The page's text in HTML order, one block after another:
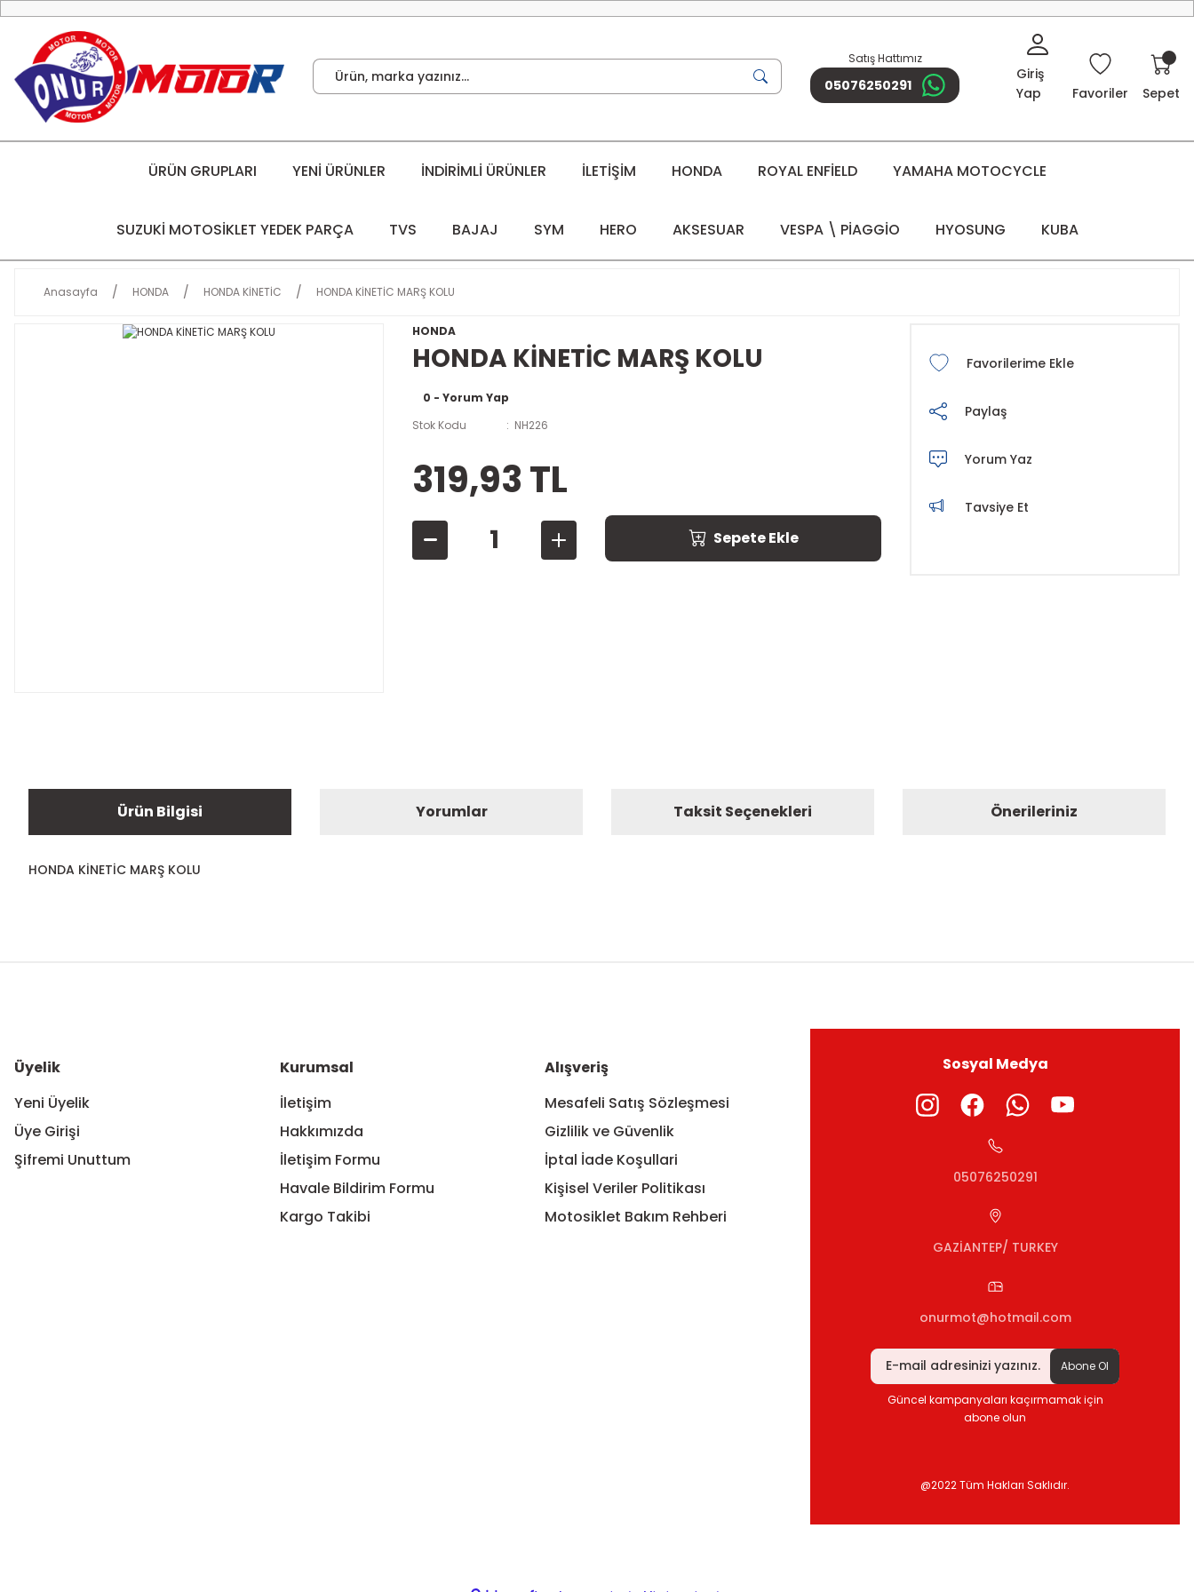
Satış Hattımız
05076250291
Giriş
Yap
Favoriler Sepet
ÜRÜN GRUPLARI YENİ ÜRÜNLER İNDİRİMLİ ÜRÜNLER İLETİŞİM HONDA ROYAL ENFİELD YAMAHA MOTOCYCLE
SUZUKİ MOTOSİKLET YEDEK PARÇA TVS BAJAJ SYM HERO AKSESUAR VESPA \ PİAGGİO HYOSUNG KUBA
Anasayfa HONDA HONDA KİNETİC HONDA KİNETİC MARŞ KOLU
HONDA
HONDA KİNETİC MARŞ KOLU
0 - Yorum Yap
Stok Kodu
NH226
319,93 TL
Sepete Ekle
Paylaş
Yorum Yaz
Tavsiye Et
Ürün Bilgisi Yorumlar Taksit Seçenekleri Önerileriniz
HONDA KİNETİC MARŞ KOLU
Ürün bilgilerinde hatalar bulunuyor.
Üyelik
Yeni Üyelik
Üye Girişi
Şifremi Unuttum
Kurumsal
İletişim
Hakkımızda
İletişim Formu
Havale Bildirim Formu
Kargo Takibi
Alışveriş
Mesafeli Satış Sözleşmesi
Gizlilik ve Güvenlik
İptal İade Koşullari
Kişisel Veriler Politikası
Motosiklet Bakım Rehberi
Sosyal Medya
05076250291
GAZİANTEP/ TURKEY
onurmot@hotmail.com
Abone Ol
Güncel kampanyaları kaçırmamak için
abone olun
@2022 Tüm Hakları Saklıdır.